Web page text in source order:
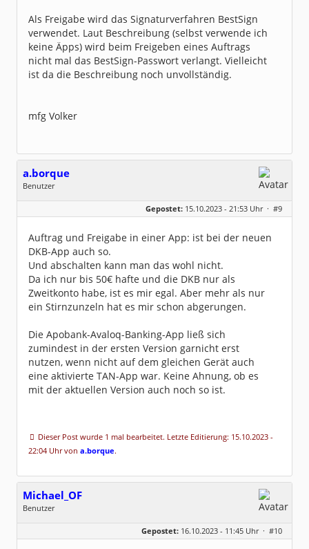
Als Freigabe wird das Signaturverfahren BestSign
verwendet. Laut Beschreibung (selbst verwende ich
keine Äpps) wird beim Freigeben eines Auftrags
nicht mal das BestSign-Passwort verlangt. Vielleicht
ist da die Beschreibung noch unvollständig.
mfg Volker
a.borque
Benutzer
Geschlecht:
keine Angabe
Dabei seit:
12 / 2004
Gepostet: 15.10.2023 - 21:53 Uhr · #9
Auftrag und Freigabe in einer App: ist bei der neuen
DKB-App auch so.
Und abschalten kann man das wohl nicht.
Da ich nur bis 50€ hafte und die DKB nur als
Zweitkonto habe, ist es mir egal. Aber mehr als nur
ein Stirnzunzeln hat es mir schon abgerungen.
Die Apobank-Avaloq-Banking-App ließ sich
zumindest in der ersten Version garnicht erst
nutzen, wenn nicht auf dem gleichen Gerät auch
eine aktivierte TAN-App war. Keine Ahnung, ob es
mit der aktuellen Version auch noch so ist.
Dieser Post wurde 1 mal bearbeitet. Letzte Editierung: 15.10.2023 -
22:04 Uhr von a.borque.
Michael_OF
Benutzer
Beiträge:
312
Gepostet: 16.10.2023 - 11:45 Uhr · #10